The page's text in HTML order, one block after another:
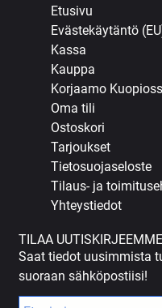
Etusivu
Evästekäytäntö
Kassa
Kauppa
Korjaamo
Oma tili
Ostoskori
Tarjoukset
Tietosuojaseloste
Tilaus- ja
Yhteystiedot
TILAA UUTISKIRJEEMME
Saat tiedot uusimmista
suoraan sähköpostiisi!